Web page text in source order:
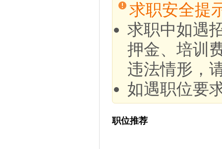
求职安全提
求职中如遇
押金、培训
违法情形，
如遇职位要
职位推荐